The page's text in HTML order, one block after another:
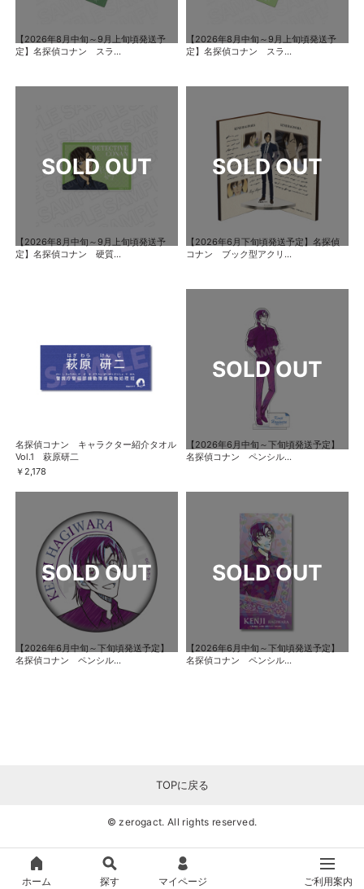
【2026年8月中旬～9月上旬頃発送予
定】名探偵コナン スラ...
【2026年8月中旬～9月上旬頃発送予
定】名探偵コナン スラ...
【2026年8月中旬～9月上旬頃発送予
定】名探偵コナン 硬質...
【2026年6月下旬頃発送予定】名探偵
コナン ブック型アクリ...
名探偵コナン キャラクター紹介タオル
Vol.1 萩原研二
￥2,178
【2026年6月中旬～下旬頃発送予定】
名探偵コナン ペンシル...
【2026年6月中旬～下旬頃発送予定】
名探偵コナン ペンシル...
【2026年6月中旬～下旬頃発送予定】
名探偵コナン ペンシル...
TOPに戻る
© zerogact. All rights reserved.
ホーム 探す マイページ ご利用案内